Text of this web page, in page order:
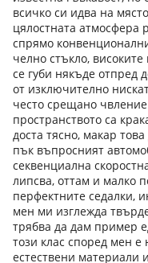
всичко си идва на
цялостната атмосфера
спрямо
челно стъкло,
се губи някъде отпред
от изключително
често срещано
пространството са
доста тясно, макар
пък въпросният
секвенциална
липсва, оттам и малко
перфектните седалки,
мен ми изглежда
трябва да дам пример
този клас според мен е
естествени материали